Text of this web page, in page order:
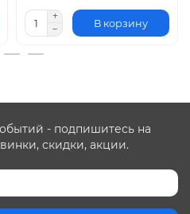
В корзину
- подпишитесь на
скидки, акции.